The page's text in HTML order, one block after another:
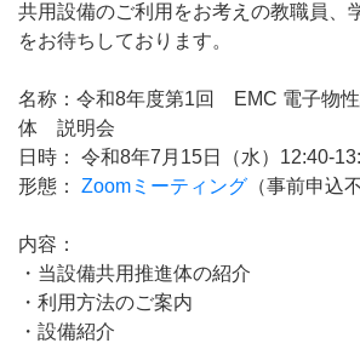
共用設備のご利用をお考えの教職員、
をお待ちしております。
名称：令和8年度第1回 EMC 電子物
体 説明会
日時： 令和8年7月15日（水）12:40-
形態：
Zoomミーティング （事前申込
内容：
・当設備共用推進体の紹介
・利用方法のご案内
・設備紹介